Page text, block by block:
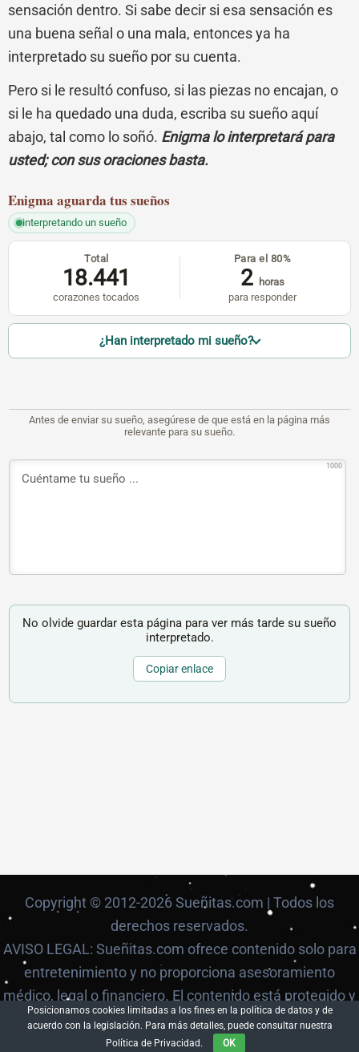
sensación dentro. Si sabe decir si esa sensación es
una buena señal o una mala, entonces ya ha
interpretado su sueño por su cuenta.
Pero si le resultó confuso, si las piezas no encajan, o
si le ha quedado una duda, escriba su sueño aquí
abajo, tal como lo soñó. Enigma lo interpretará para
usted; con sus oraciones basta.
Enigma aguarda tus sueños
interpretando un sueño
Total
18.441
corazones tocados
Para el 80%
2 horas
para responder
¿Han interpretado mi sueño?
Antes de enviar su sueño, asegúrese de que está en la página más
relevante para su sueño.
1000
No olvide guardar esta página para ver más tarde su sueño
interpretado.
Copiar enlace
Copyright © 2012-2026 Sueñitas.com | Todos los
derechos reservados.
AVISO LEGAL: Sueñitas.com ofrece contenido solo para
entretenimiento y no proporciona asesoramiento
médico, legal o financiero. El contenido está protegido y
no puede ser reproducido sin autorización.
Posicionamos cookies limitadas a los fines en la política de datos y de
acuerdo con la legislación. Para más detalles, puede consultar nuestra
Política de Privacidad.
OK